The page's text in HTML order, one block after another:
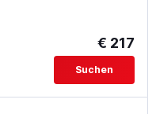
€ 217
Suchen